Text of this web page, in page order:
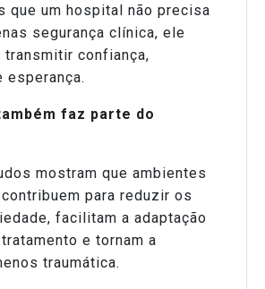
que um hospital não precisa
segurança clínica, ele
transmitir confiança,
esperança.
faz parte do
mostram que ambientes
para reduzir os
facilitam a adaptação
e tornam a
traumática.